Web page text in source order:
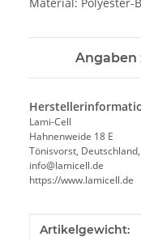
Lami-Cell
Hahnenweide 18 E
Tönisvorst,
info@lamicell.de
https://www.lamicell.de
Wert
Artikelgewicht: